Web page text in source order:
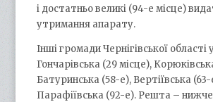
і достатньо великі (94-е місце)
утримання апарату.
Інші громади Чернігівської області
Гончарівська (29 місце),
Батуринська (58-е), Вертіївська (63-
Парафіївська (92-е). Решта –